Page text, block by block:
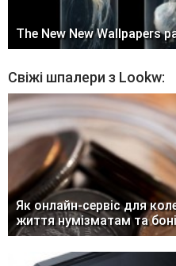
The New New Wallpapers
Свіжі шпалери з Lookw:
Як онлайн-сервіс для
життя нумізматам та